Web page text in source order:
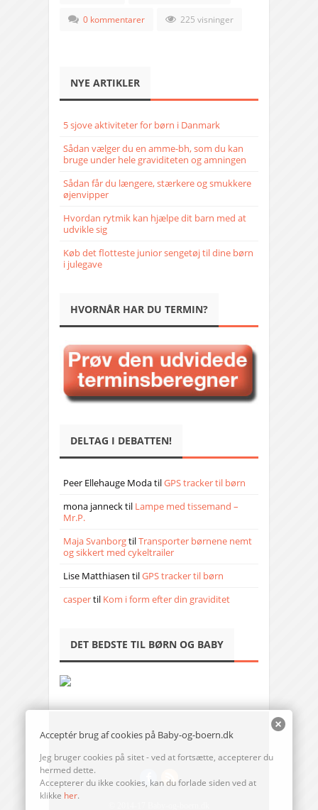
0 kommentarer 225 visninger
NYE ARTIKLER
5 sjove aktiviteter for børn i Danmark
Sådan vælger du en amme-bh, som du kan
bruge under hele graviditeten og amningen
Sådan får du længere, stærkere og smukkere
øjenvipper
Hvordan rytmik kan hjælpe dit barn med at
udvikle sig
Køb det flotteste junior sengetøj til dine børn
i julegave
HVORNÅR HAR DU TERMIN?
DELTAG I DEBATTEN!
Peer Ellehauge ModatilGPS tracker til børn
mona jannecktil Lampe med tissemand –
Mr.P.
Maja SvanborgtilTransporter børnene nemt
og sikkert med cykeltrailer
Lise Matthiasen tilGPS tracker til børn
caspertil Kom i form efter din graviditet
DET BEDSTE TIL BØRN OG BABY
Acceptér brug af cookies på Baby-og-boern.dk
Jeg bruger cookies på sitet - ved at fortsætte, accepterer du
hermed dette.
Accepterer du ikke cookies, kan du forlade siden ved at
klikke her.